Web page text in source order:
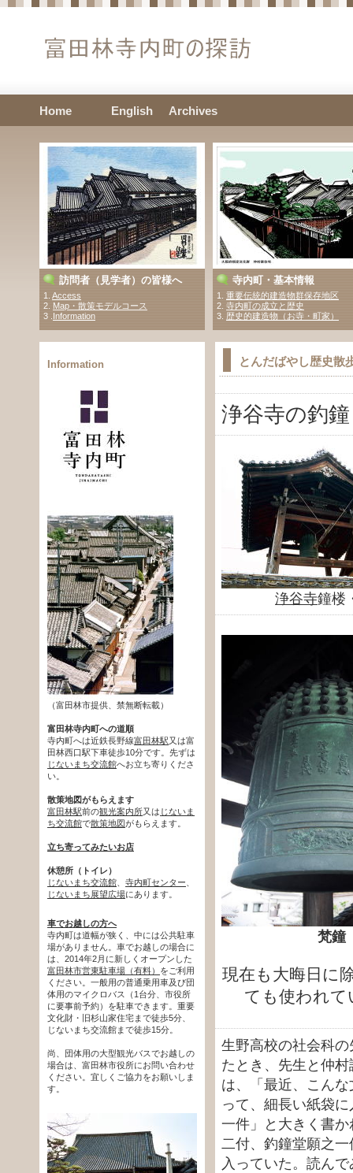
訪問者（見学者）の皆様へ
1. Access
2. Map・散策モデルコース
3 . Information
寺内町・基本情報
1. 重要伝統的建造物群保存地区
2. 寺内町の成立と歴史
3. 歴史的建造物（お寺・町家）
とんだばやし歴史散
浄谷寺の釣鐘
浄谷寺鐘楼
梵鐘
現在も大晦日に
ても使われて
生野高校の社会科
たとき、先生と仲
は、「最近、こん
って、細長い紙袋
一件」と大きく書
二付、釣鐘堂願之
入っていた。読ん
Information
（富田林市提供、禁無断転載）
富田林寺内町への道順
寺内町へは近鉄長野線富田林駅又は富
田林西口駅下車徒歩10分です。先ずは
じないまち交流館へお立ち寄りくださ
い。
散策地図がもらえます
富田林駅前の観光案内所又は じないま
ち交流館で散策地図がもらえます。
立ち寄ってみたいお店
休憩所（トイレ）
じないまち交流館
寺内町センター
じないまち展望広場にあります。
車でお越しの方へ
寺内町は道幅が狭く、中には公共駐車
場がありません。車でお越しの場合に
は、2014年2月に新しくオープンした
富田林市営東駐車場（有料） をご利用
ください。一般用の普通乗用車及び団
体用のマイクロバス（1台分、市役所
に要事前予約）を駐車できます。重要
文化財・旧杉山家住宅まで徒歩5分、
じないまち交流館まで徒歩15分。
尚、団体用の大型観光バスでお越しの
場合は、富田林市役所にお問い合わせ
ください。宜しくご協力をお願いしま
す。
Home English Archives